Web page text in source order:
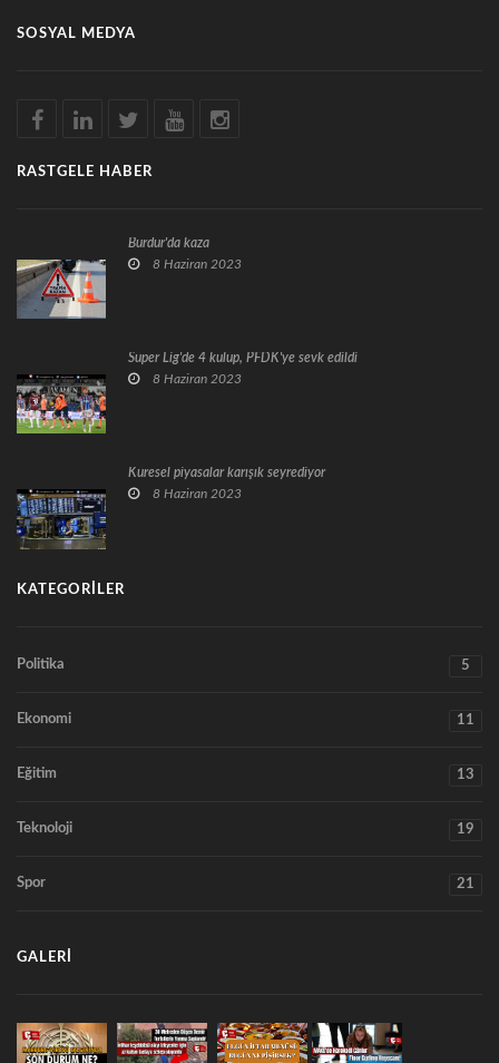
SOSYAL MEDYA
RASTGELE HABER
Burdur'da kaza
8 Haziran 2023
Süper Lig'de 4 kulüp, PFDK'ye sevk edildi
8 Haziran 2023
Küresel piyasalar karışık seyrediyor
8 Haziran 2023
KATEGORILER
Politika 5
Ekonomi 11
Eğitim 13
Teknoloji 19
Spor 21
GALERI